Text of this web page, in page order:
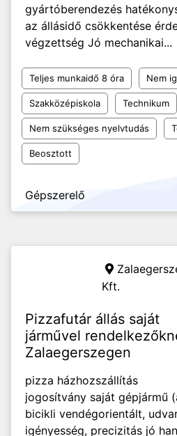
gyártóberendezés
az állásidő csökkentése
végzettség Jó mechanikai...
Teljes munkaidő 8 óra Nem
Szakközépiskola Technikum
Nem szükséges nyelvtudás
Beosztott
Gépszerelő
Kft.
Pizzafutár állás saját
járművel
Zalaegerszegen
pizza házhozszállítás
jogosítvány saját gépjármű
bicikli vendégorientált,
igényesség, precizitás jó